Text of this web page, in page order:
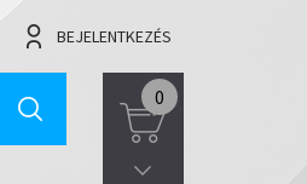
BEJELENTKEZÉS
0